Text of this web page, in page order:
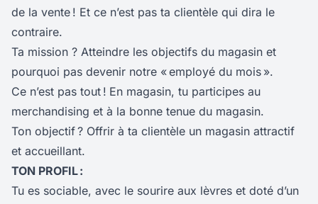
de la vente ! Et ce n’est pas ta clientèle qui dira le
contraire.
Ta mission ? Atteindre les objectifs du magasin et
pourquoi pas devenir notre « employé du mois ».
Ce n’est pas tout ! En magasin, tu participes au
merchandising et à la bonne tenue du magasin.
Ton objectif ? Offrir à ta clientèle un magasin attractif
et accueillant.
TON PROFIL :
Tu es sociable, avec le sourire aux lèvres et doté d’un